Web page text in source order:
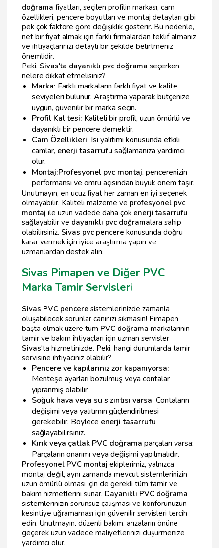
doğrama fiyatları, seçilen profilin markası, cam
özellikleri, pencere boyutları ve montaj detayları gibi
pek çok faktöre göre değişiklik gösterir. Bu nedenle,
net bir fiyat almak için farklı firmalardan teklif almanız
ve ihtiyaçlarınızı detaylı bir şekilde belirtmeniz
önemlidir.
Peki, Sivas'ta dayanıklı pvc doğrama seçerken
nelere dikkat etmelisiniz?
Marka: Farklı markaların farklı fiyat ve kalite
seviyeleri bulunur. Araştırma yaparak bütçenize
uygun, güvenilir bir marka seçin.
Profil Kalitesi: Kaliteli bir profil, uzun ömürlü ve
dayanıklı bir pencere demektir.
Cam Özellikleri: Isı yalıtımı konusunda etkili
camlar, enerji tasarrufu sağlamanıza yardımcı
olur.
Montaj:Profesyonel pvc montaj, pencerenizin
performansı ve ömrü açısından büyük önem taşır.
Unutmayın, en ucuz fiyat her zaman en iyi seçenek
olmayabilir. Kaliteli malzeme ve profesyonel pvc
montaj ile uzun vadede daha çok enerji tasarrufu
sağlayabilir ve dayanıklı pvc doğramalara sahip
olabilirsiniz. Sivas pvc pencere konusunda doğru
karar vermek için iyice araştırma yapın ve
uzmanlardan destek alın.
Sivas Pimapen ve Diğer PVC
Marka Tamir Servisleri
Sivas PVC pencere sistemlerinizde zamanla
oluşabilecek sorunlar canınızı sıkmasın! Pimapen
başta olmak üzere tüm PVC doğrama markalarının
tamir ve bakım ihtiyaçları için uzman servisler
Sivas'ta hizmetinizde. Peki, hangi durumlarda tamir
servisine ihtiyacınız olabilir?
Pencere ve kapılarınız zor kapanıyorsa:
Menteşe ayarları bozulmuş veya contalar
yıpranmış olabilir.
Soğuk hava veya su sızıntısı varsa: Contaların
değişimi veya yalıtımın güçlendirilmesi
gerekebilir. Böylece enerji tasarrufu
sağlayabilirsiniz.
Kırık veya çatlak PVC doğrama parçaları varsa:
Parçaların onarımı veya değişimi yapılmalıdır.
Profesyonel PVC montaj ekiplerimiz, yalnızca
montaj değil, aynı zamanda mevcut sistemlerinizin
uzun ömürlü olması için de gerekli tüm tamir ve
bakım hizmetlerini sunar. Dayanıklı PVC doğrama
sistemlerinizin sorunsuz çalışması ve konforunuzun
kesintiye uğramaması için güvenilir servisleri tercih
edin. Unutmayın, düzenli bakım, arızaların önüne
geçerek uzun vadede maliyetlerinizi düşürmenize
yardımcı olur.